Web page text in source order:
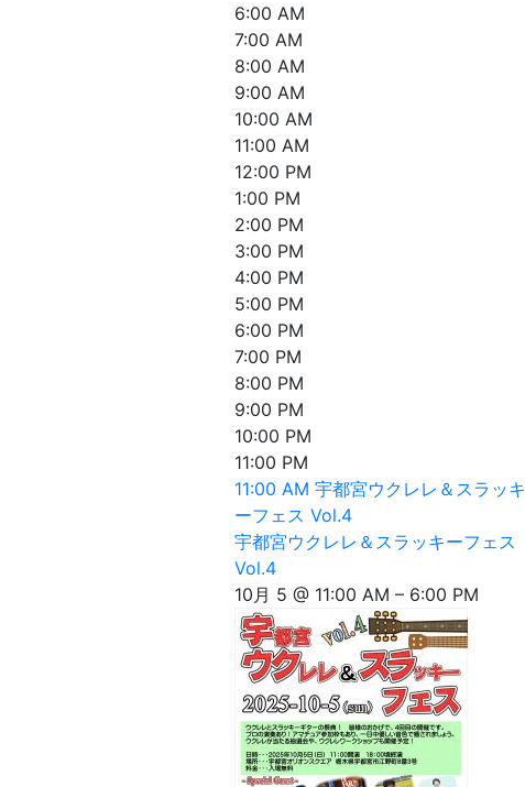
6:00 AM
7:00 AM
8:00 AM
9:00 AM
10:00 AM
11:00 AM
12:00 PM
1:00 PM
2:00 PM
3:00 PM
4:00 PM
5:00 PM
6:00 PM
7:00 PM
8:00 PM
9:00 PM
10:00 PM
11:00 PM
11:00 AM 宇都宮ウクレレ＆スラッキ
ーフェス Vol.4
宇都宮ウクレレ＆スラッキーフェス
Vol.4
10月 5 @ 11:00 AM – 6:00 PM